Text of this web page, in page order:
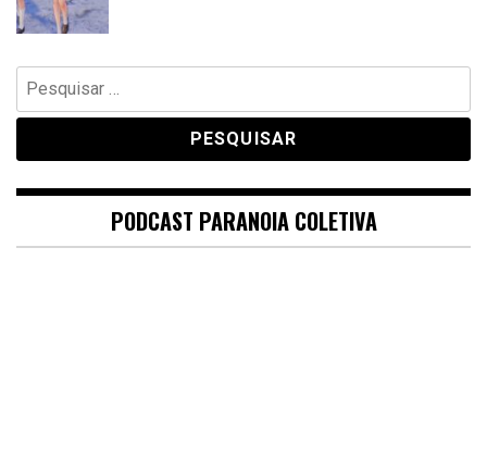
Pesquisar
por:
PODCAST PARANOIA COLETIVA